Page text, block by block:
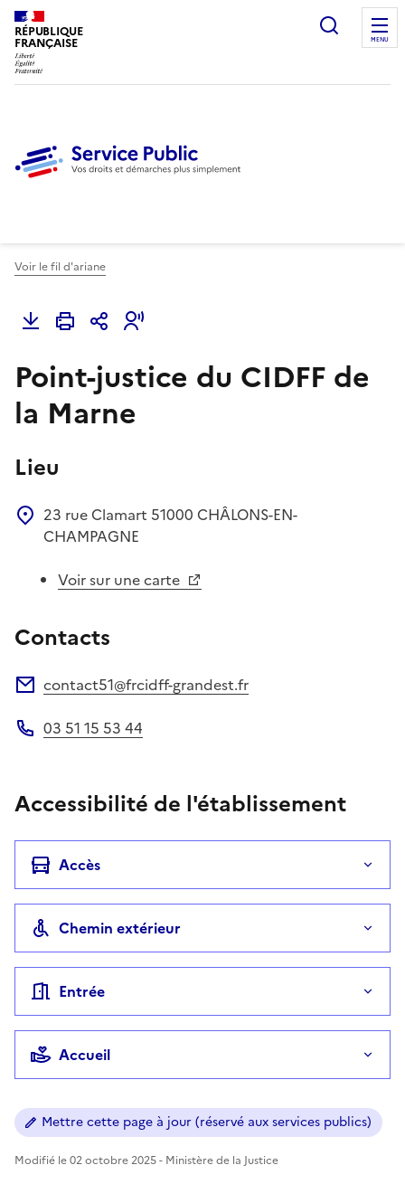
RÉPUBLIQUE
FRANÇAISE
Ouvrir
MENU
Voir le fil d'ariane
Point-justice du CIDFF de
la Marne
Lieu
23 rue Clamart 51000 CHÂLONS-EN-
CHAMPAGNE
Voir sur une carte
Contacts
contact51@frcidff-grandest.fr
03 51 15 53 44
Accessibilité de l'établissement
Accès
Chemin extérieur
Entrée
Accueil
Mettre cette page à jour (réservé aux services publics)
Modifié le 02 octobre 2025 - Ministère de la Justice